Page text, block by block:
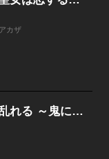
カザ
鬼退く華は魅入られ乱れる ～鬼にイカされる気分はどうだ？～